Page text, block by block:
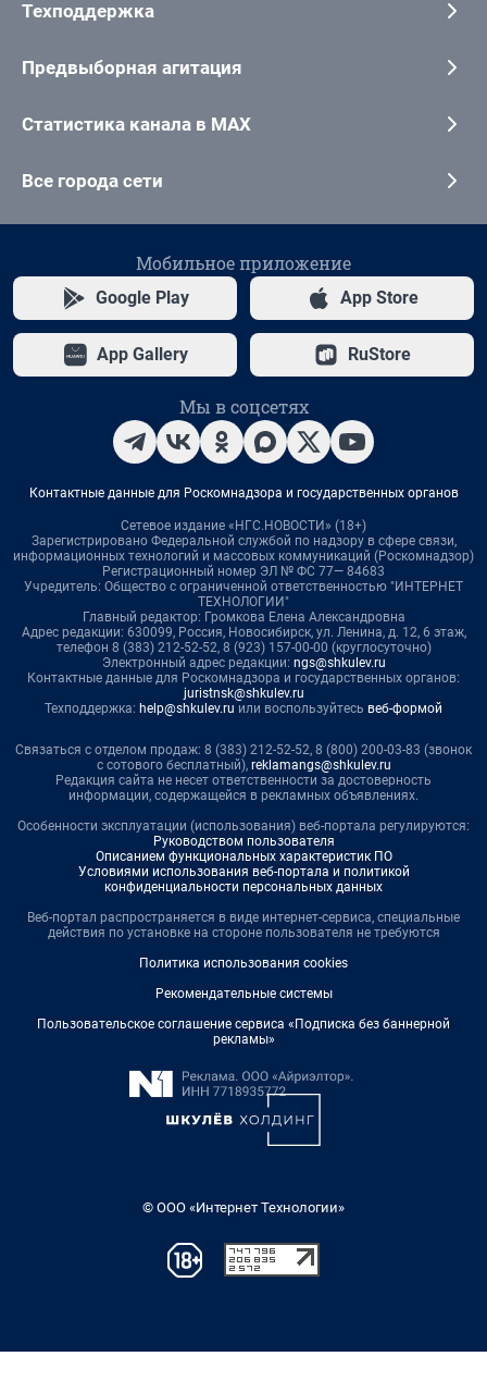
Техподдержка
Предвыборная агитация
Статистика канала в MAX
Все города сети
Мобильное приложение
Google Play App Store
App Gallery RuStore
Мы в соцсетях
Контактные данные для Роскомнадзора и государственных органов
Сетевое издание «НГС.НОВОСТИ» (18+)
Зарегистрировано Федеральной службой по надзору в сфере связи,
информационных технологий и массовых коммуникаций (Роскомнадзор)
Регистрационный номер ЭЛ № ФС 77— 84683
Учредитель: Общество с ограниченной ответственностью "ИНТЕРНЕТ
ТЕХНОЛОГИИ"
Главный редактор: Громкова Елена Александровна
Адрес редакции: 630099, Россия, Новосибирск, ул. Ленина, д. 12, 6 этаж,
телефон 8 (383) 212-52-52, 8 (923) 157-00-00 (круглосуточно)
Электронный адрес редакции: ngs@shkulev.ru
Контактные данные для Роскомнадзора и государственных органов:
juristnsk@shkulev.ru
Техподдержка: help@shkulev.ru или воспользуйтесь веб-формой
Связаться с отделом продаж: 8 (383) 212-52-52, 8 (800) 200-03-83 (звонок
с сотового бесплатный), reklamangs@shkulev.ru
Редакция сайта не несет ответственности за достоверность
информации, содержащейся в рекламных объявлениях.
Особенности эксплуатации (использования) веб-портала регулируются:
Руководством пользователя
Описанием функциональных характеристик ПО
Условиями использования веб-портала и политикой
конфиденциальности персональных данных
Веб-портал распространяется в виде интернет-сервиса, специальные
действия по установке на стороне пользователя не требуются
Политика использования cookies
Рекомендательные системы
Пользовательское соглашение сервиса «Подписка без баннерной
рекламы»
© ООО «Интернет Технологии»